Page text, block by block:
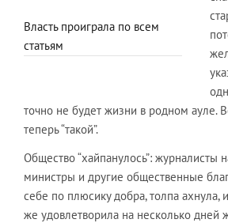
Власть проиграла по всем
статьям
точно не будет жизни в родном ауле.
теперь “такой”.
Общество “хайпанулось”: журналисты
министры и другие общественные
себе по плюсику добра, толпа ахнула,
же удовлетворила на несколько дней